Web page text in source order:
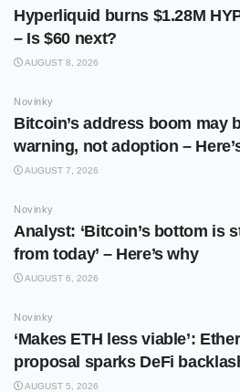
Hyperliquid burns $1.28M
– Is $60 next?
AUGUST 8, 2026
Novinky
Bitcoin’s address boom may
warning, not adoption –
AUGUST 7, 2026
Novinky
Analyst: ‘Bitcoin’s bottom is
from today’ – Here’s why
AUGUST 6, 2026
Novinky
‘Makes ETH less viable’:
proposal sparks DeFi
AUGUST 5, 2026